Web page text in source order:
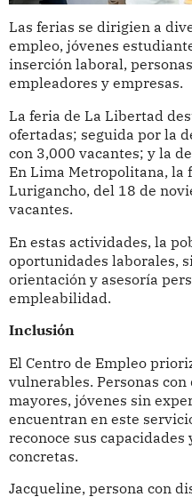
Las ferias se dirigien a
empleo, jóvenes
inserción laboral,
empleadores y empresas.
La feria de La Libertad
ofertadas; seguida por la
con 3,000 vacantes; y la
En Lima Metropolitana, la
Lurigancho, del 18 de
vacantes.
En estas actividades, la
oportunidades laborales,
orientación y asesoría
empleabilidad.
Inclusión
El Centro de Empleo
vulnerables. Personas
mayores, jóvenes sin
encuentran en este
reconoce sus
concretas.
Jacqueline, persona con